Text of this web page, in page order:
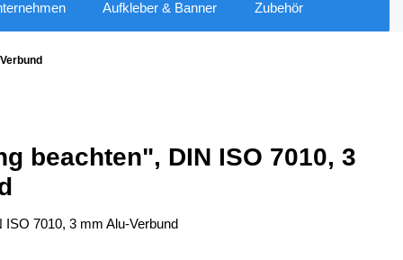
Aufkleber & Banner Zubehör
beachten", DIN ISO 7010, 3
7010, 3 mm Alu-Verbund